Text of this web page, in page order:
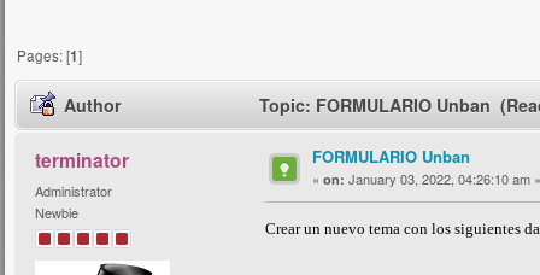
Pages: [1]
Author Topic: FORMULARIO Unban
terminator
Administrator
Newbie
FORMULARIO Unban
« on: January 03, 2022, 04:26:10 am »
Crear un nuevo tema con los siguientes